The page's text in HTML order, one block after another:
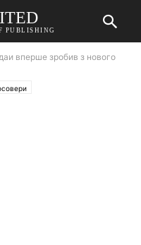
PUBLISHING
вперше зробив з нового